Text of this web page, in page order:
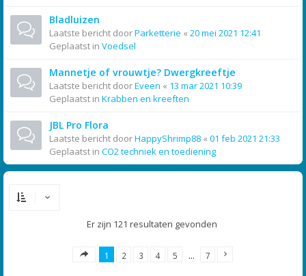
Bladluizen
Laatste bericht doorParketterie « 20 mei 2021 12:41
Geplaatst in Voedsel
Mannetje of vrouwtje? Dwergkreeftje
Laatste bericht doorEveen « 13 mar 2021 10:39
Geplaatst in Krabben en kreeften
JBL Pro Flora
Laatste bericht doorHappyShrimp88 « 01 feb 2021 21:33
Geplaatst in CO2 techniek en toediening
Er zijn 121 resultaten gevonden
1 2 3 4 5 … 7